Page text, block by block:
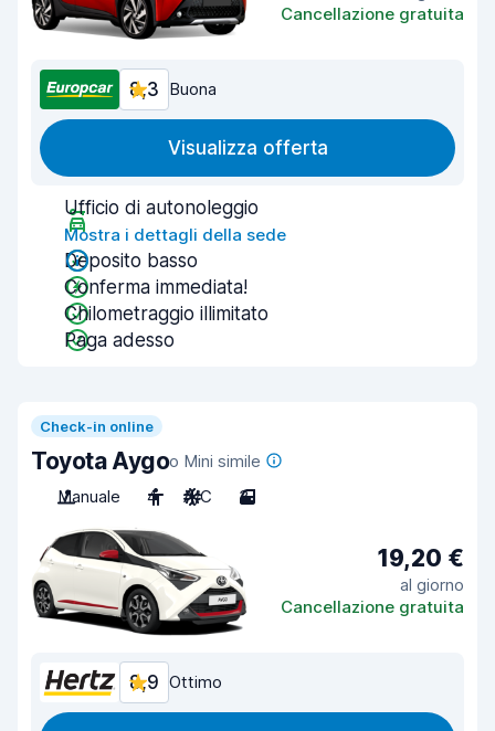
Cancellazione gratuita
8,3 Buona
Visualizza offerta
Ufficio di autonoleggio
Mostra i dettagli della sede
Deposito basso
Conferma immediata!
Chilometraggio illimitato
Paga adesso
Check-in online
Toyota Aygoo Mini simile
Manuale
4 A/C 3
19,20 €
al giorno
Cancellazione gratuita
8,9 Ottimo